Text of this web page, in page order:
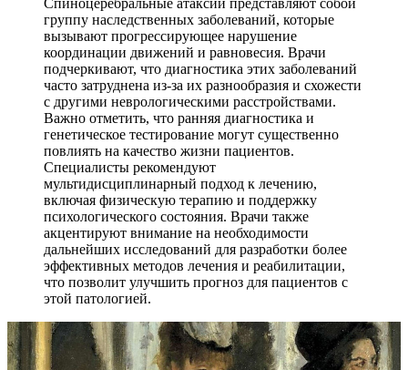
группу наследственных заболеваний, которые
вызывают прогрессирующее нарушение
координации движений и равновесия. Врачи
подчеркивают, что диагностика этих заболеваний
часто затруднена из-за их разнообразия и схожести
с другими неврологическими расстройствами.
Важно отметить, что ранняя диагностика и
генетическое тестирование могут существенно
повлиять на качество жизни пациентов.
Специалисты рекомендуют
мультидисциплинарный подход к лечению,
включая физическую терапию и поддержку
психологического состояния. Врачи также
акцентируют внимание на необходимости
дальнейших исследований для разработки более
эффективных методов лечения и реабилитации,
что позволит улучшить прогноз для пациентов с
этой патологией.